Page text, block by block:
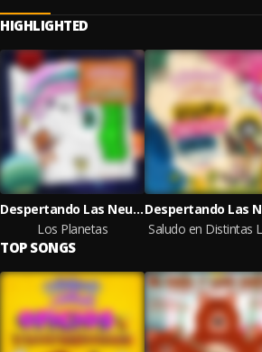
HIGHLIGHTED
Despertando Las Neuronas
Los Planetas
TOP SONGS